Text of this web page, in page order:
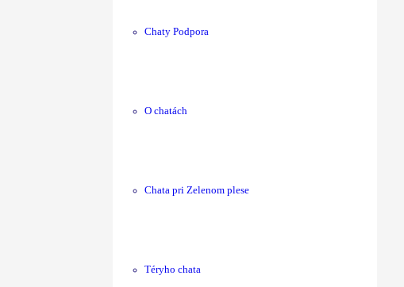
Chaty Podpora
O chatách
Chata pri Zelenom plese
Téryho chata